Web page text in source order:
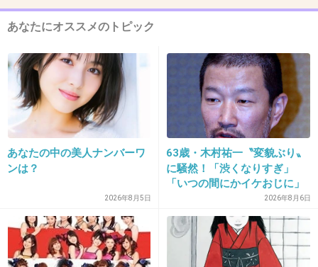
妊活と子育てで忙しかったからじゃない？
必死に働かなきゃいけない経済状態でもないだ
ろうし高島彩側が仕事を選んでいたのかも
元フジテレビアナ高島彩「泣き続け
た」"死産と妊活の過去"を告白
girlschannel.net
元フジテレビアナ高島彩「泣き続けた」"死産と妊活の過去"を告白 （一部
妊娠4カ月目に入り、妊娠を世間に公表しようとしていた矢先、検診でおな
かの中の赤ちゃんが亡くなっているこ...
+138
あなたにオススメのトピック
あなたの中の美人ナンバーワ
ンは？
2026年8月5日
63歳・木村祐一〝変貌ぶり〟
に騒然！「渋くなりすぎ」
「いつの間にかイケおじに」
2026年8月6日